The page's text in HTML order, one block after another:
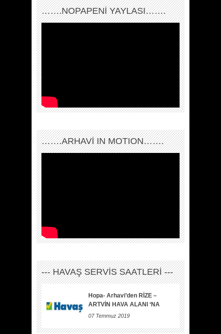
…….NOPAPENİ YAYLASI…….
…….ARHAVI IN MOTION…….
--- HAVAŞ SERVİS SAATLERİ ---
Hopa- Arhavi’den RİZE –
ARTVİN HAVA ALANI ‘NA
07 Temmuz 2019